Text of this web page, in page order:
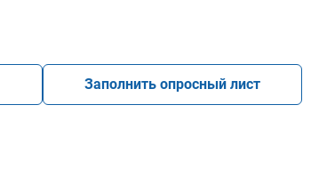
Заполнить опросный лист